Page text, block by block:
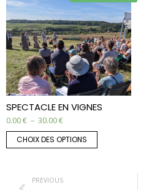
SPECTACLE EN VIGNES
0.00€ – 30.00€
CHOIX DES OPTIONS
PREVIOUS